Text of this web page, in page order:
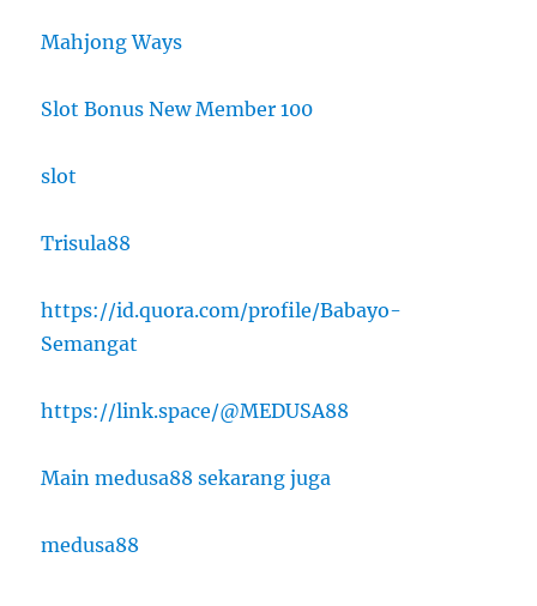
Mahjong Ways
Slot Bonus New Member 100
slot
Trisula88
https://id.quora.com/profile/Babayo-
Semangat
https://link.space/@MEDUSA88
Main medusa88 sekarang juga
medusa88